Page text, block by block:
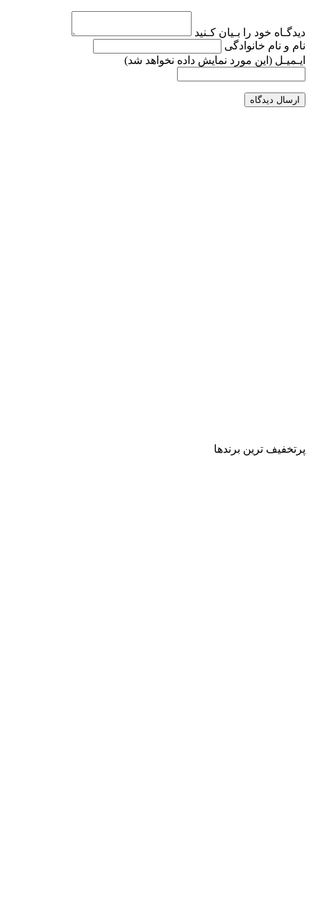
دیدگـاه خود را بـیان کـنید
نام و نام خانوادگی
ایـمیـل (این مورد نمایش داده نخواهد شد)
ارسال دیدگاه
پرتخفیف ترین برندها